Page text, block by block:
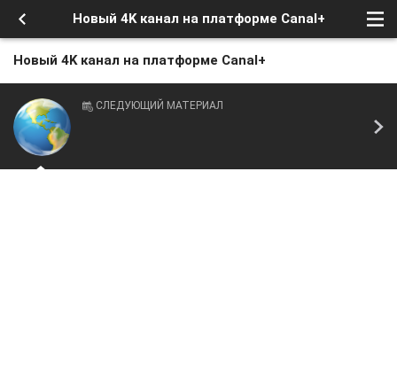
Новый 4K канал на платформе Canal+
Новый 4K канал на платформе Canal+
СЛЕДУЮЩИЙ МАТЕРИАЛ